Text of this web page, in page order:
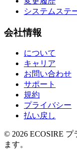
システムステ
会社情報
について
キャリア
お問い合わせ
サポート
規約
プライバシー
払い戻し
© 2026 ECOSIRE
ます。